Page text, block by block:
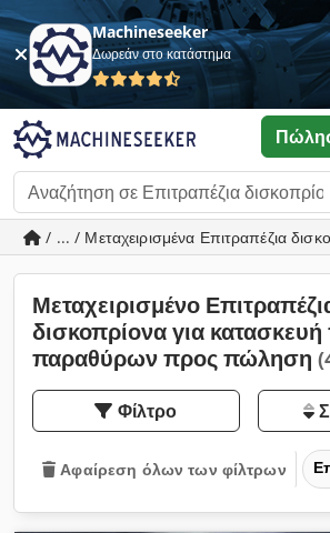
Machineseeker
Δωρεάν στο κατάστημα
/ ... / Μεταχειρισμένα Επιτραπέζια
Μεταχειρισμένο
δισκοπρίονα για
παραθύρων προς πώληση
Φίλτρο
Αφαίρεση όλων των φίλτρων